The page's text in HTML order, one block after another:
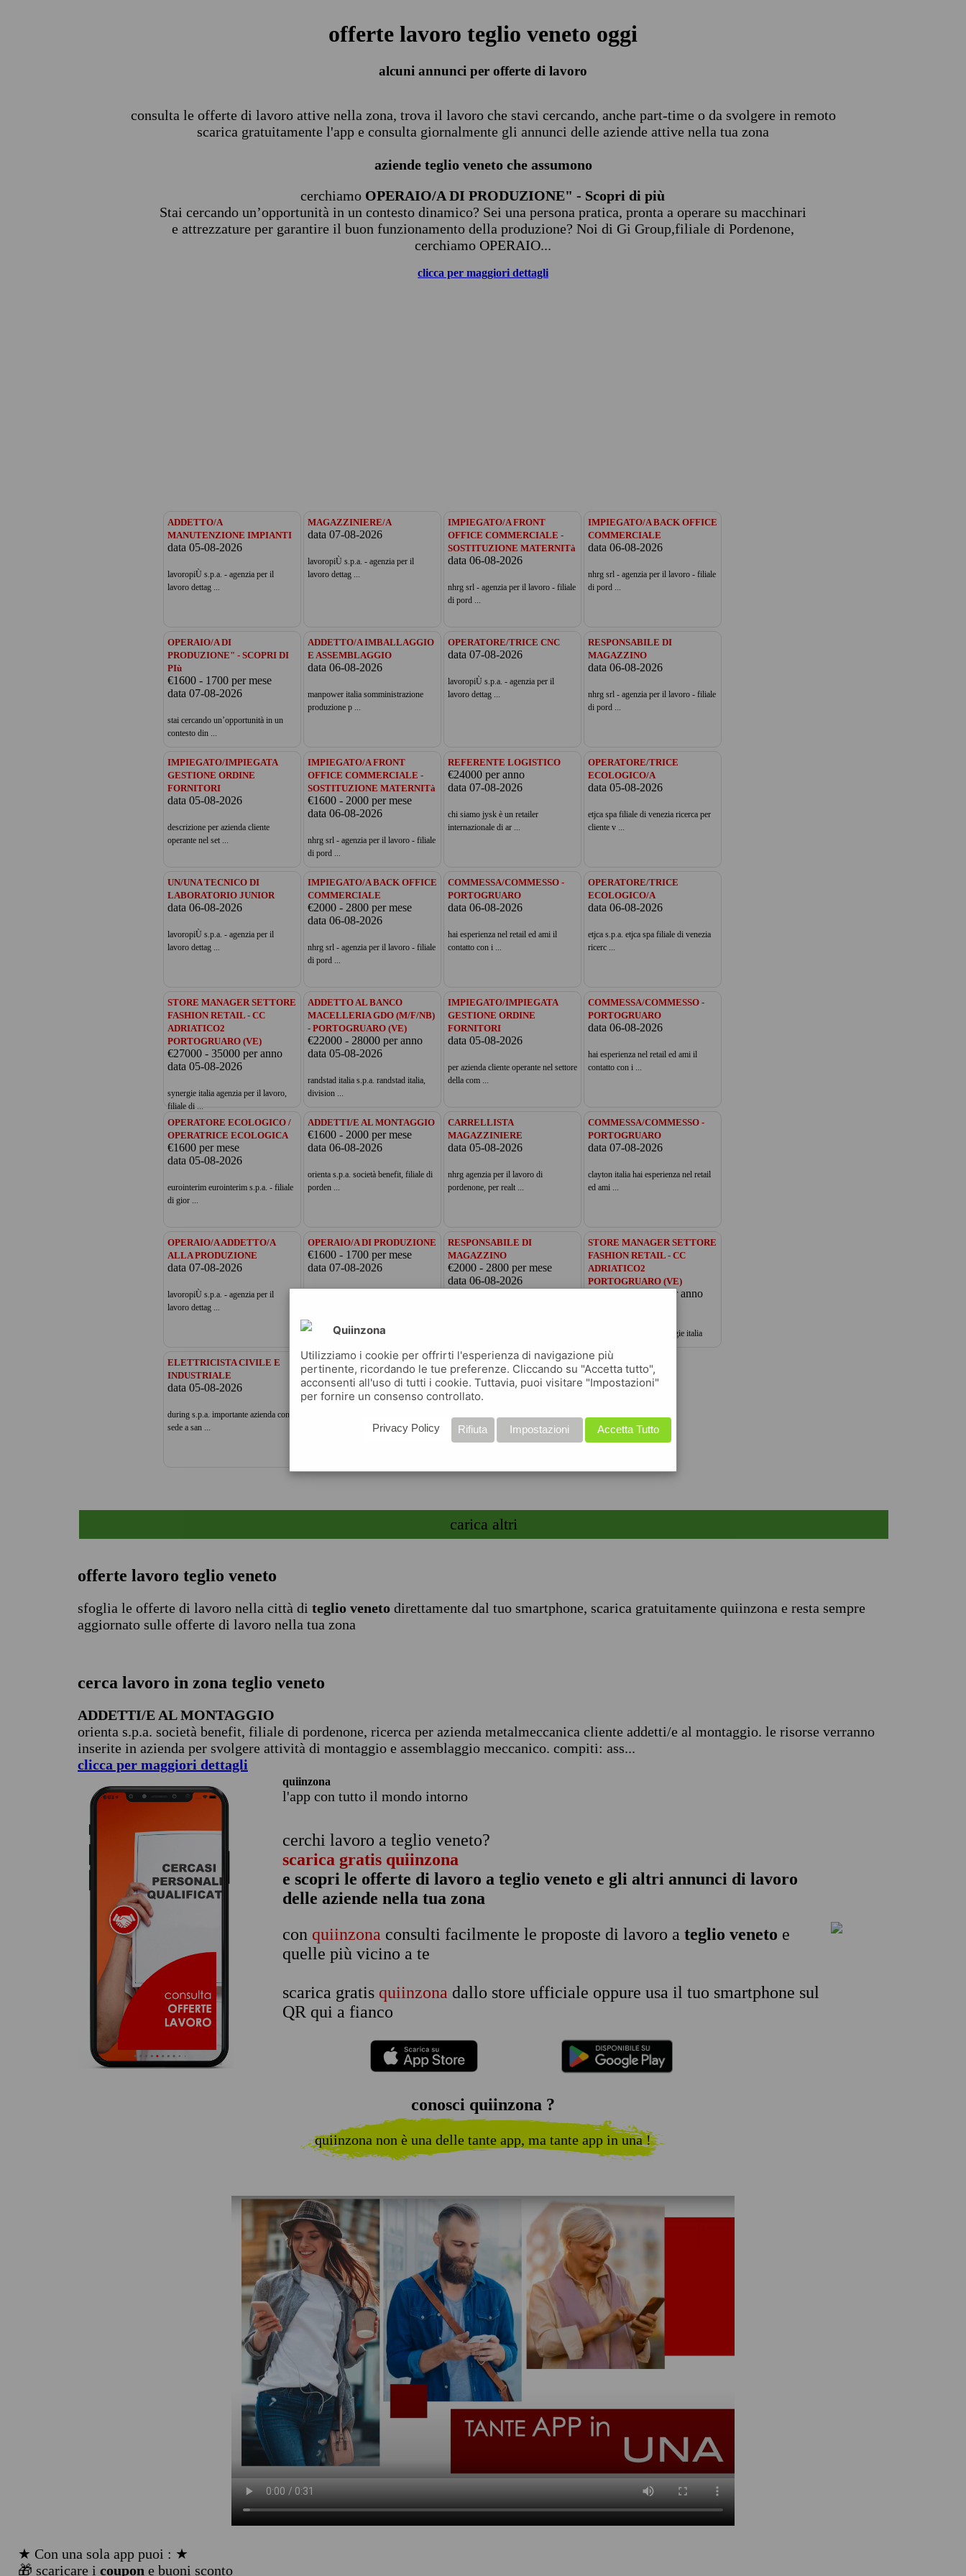
offerte lavoro teglio veneto oggi
alcuni annunci per offerte di lavoro
consulta le offerte di lavoro attive nella zona, trova il lavoro che stavi cercando, anche part-time o da svolgere in remoto
scarica gratuitamente l'app e consulta giornalmente gli annunci delle aziende attive nella tua zona
aziende teglio veneto che assumono
cerchiamo OPERAIO/A DI PRODUZIONE" - Scopri di più
Stai cercando un’opportunità in un contesto dinamico? Sei una persona pratica, pronta a operare su macchinari
e attrezzature per garantire il buon funzionamento della produzione? Noi di Gi Group,filiale di Pordenone,
cerchiamo OPERAIO...
clicca per maggiori dettagli
ADDETTO/A
MANUTENZIONE IMPIANTI
data 05-08-2026
lavoropiÙ s.p.a. - agenzia per il
lavoro dettag ...
MAGAZZINIERE/A
data 07-08-2026
lavoropiÙ s.p.a. - agenzia per il
lavoro dettag ...
IMPIEGATO/A FRONT
OFFICE COMMERCIALE -
SOSTITUZIONE MATERNITà
data 06-08-2026
nhrg srl - agenzia per il lavoro - filiale
di pord ...
IMPIEGATO/A BACK OFFICE
COMMERCIALE
data 06-08-2026
nhrg srl - agenzia per il lavoro - filiale
di pord ...
OPERAIO/A DI
PRODUZIONE" - SCOPRI DI
PIù
€1600 - 1700 per mese
data 07-08-2026
stai cercando un’opportunità in un
contesto din ...
ADDETTO/A IMBALLAGGIO
E ASSEMBLAGGIO
data 06-08-2026
manpower italia somministrazione
produzione p ...
OPERATORE/TRICE CNC
data 07-08-2026
lavoropiÙ s.p.a. - agenzia per il
lavoro dettag ...
RESPONSABILE DI
MAGAZZINO
data 06-08-2026
nhrg srl - agenzia per il lavoro - filiale
di pord ...
IMPIEGATO/IMPIEGATA
GESTIONE ORDINE
FORNITORI
data 05-08-2026
descrizione per azienda cliente
operante nel set ...
IMPIEGATO/A FRONT
OFFICE COMMERCIALE -
SOSTITUZIONE MATERNITà
€1600 - 2000 per mese
data 06-08-2026
nhrg srl - agenzia per il lavoro - filiale
di pord ...
REFERENTE LOGISTICO
€24000 per anno
data 07-08-2026
chi siamo jysk è un retailer
internazionale di ar ...
OPERATORE/TRICE
ECOLOGICO/A
data 05-08-2026
etjca spa filiale di venezia ricerca per
cliente v ...
UN/UNA TECNICO DI
LABORATORIO JUNIOR
data 06-08-2026
lavoropiÙ s.p.a. - agenzia per il
lavoro dettag ...
IMPIEGATO/A BACK OFFICE
COMMERCIALE
€2000 - 2800 per mese
data 06-08-2026
nhrg srl - agenzia per il lavoro - filiale
di pord ...
COMMESSA/COMMESSO -
PORTOGRUARO
data 06-08-2026
hai esperienza nel retail ed ami il
contatto con i ...
OPERATORE/TRICE
ECOLOGICO/A
data 06-08-2026
etjca s.p.a. etjca spa filiale di venezia
ricerc ...
STORE MANAGER SETTORE
FASHION RETAIL - CC
ADRIATICO2
PORTOGRUARO (VE)
€27000 - 35000 per anno
data 05-08-2026
synergie italia agenzia per il lavoro,
filiale di ...
ADDETTO AL BANCO
MACELLERIA GDO (M/F/NB)
- PORTOGRUARO (VE)
€22000 - 28000 per anno
data 05-08-2026
randstad italia s.p.a. randstad italia,
division ...
IMPIEGATO/IMPIEGATA
GESTIONE ORDINE
FORNITORI
data 05-08-2026
per azienda cliente operante nel settore
della com ...
COMMESSA/COMMESSO -
PORTOGRUARO
data 06-08-2026
hai esperienza nel retail ed ami il
contatto con i ...
OPERATORE ECOLOGICO /
OPERATRICE ECOLOGICA
€1600 per mese
data 05-08-2026
eurointerim eurointerim s.p.a. - filiale
di gior ...
ADDETTI/E AL MONTAGGIO
€1600 - 2000 per mese
data 06-08-2026
orienta s.p.a. società benefit, filiale di
porden ...
CARRELLISTA
MAGAZZINIERE
data 05-08-2026
nhrg agenzia per il lavoro di
pordenone, per realt ...
COMMESSA/COMMESSO -
PORTOGRUARO
data 07-08-2026
clayton italia hai esperienza nel retail
ed ami ...
OPERAIO/A ADDETTO/A
ALLA PRODUZIONE
data 07-08-2026
lavoropiÙ s.p.a. - agenzia per il
lavoro dettag ...
OPERAIO/A DI PRODUZIONE
€1600 - 1700 per mese
data 07-08-2026
RESPONSABILE DI
MAGAZZINO
€2000 - 2800 per mese
data 06-08-2026
STORE MANAGER SETTORE
FASHION RETAIL - CC
ADRIATICO2
PORTOGRUARO (VE)
€27000 - 35000 per anno
descrizione azienda synergie italia
ELETTRICISTA CIVILE E
INDUSTRIALE
data 05-08-2026
during s.p.a. importante azienda con
sede a san ...
ADDETTI/E AL MONTAGGIO
data 06-08-2026
orienta s.p.a. società benefit, filiale di
carica altri
offerte lavoro teglio veneto
sfoglia le offerte di lavoro nella città di teglio veneto direttamente dal tuo smartphone, scarica gratuitamente quiinzona e resta sempre
aggiornato sulle offerte di lavoro nella tua zona
cerca lavoro in zona teglio veneto
ADDETTI/E AL MONTAGGIO
orienta s.p.a. società benefit, filiale di pordenone, ricerca per azienda metalmeccanica cliente addetti/e al montaggio. le risorse verranno
inserite in azienda per svolgere attività di montaggio e assemblaggio meccanico. compiti: ass...
clicca per maggiori dettagli
quiinzona
l'app con tutto il mondo intorno
cerchi lavoro a teglio veneto?
scarica gratis quiinzona
e scopri le offerte di lavoro a teglio veneto e gli altri annunci di lavoro
delle aziende nella tua zona
con quiinzona consulti facilmente le proposte di lavoro a teglio veneto e
quelle più vicino a te
scarica gratis quiinzona dallo store ufficiale oppure usa il tuo smartphone sul
QR qui a fianco
conosci quiinzona ?
quiinzona non è una delle tante app, ma tante app in una !
★ Con una sola app puoi : ★
🎁 scaricare i coupon e buoni sconto
Quiinzona
Utilizziamo i cookie per offrirti l'esperienza di navigazione più
pertinente, ricordando le tue preferenze. Cliccando su "Accetta tutto",
acconsenti all'uso di tutti i cookie. Tuttavia, puoi visitare "Impostazioni"
per fornire un consenso controllato.
Accetta Tutto
Impostazioni
Rifiuta
Privacy Policy